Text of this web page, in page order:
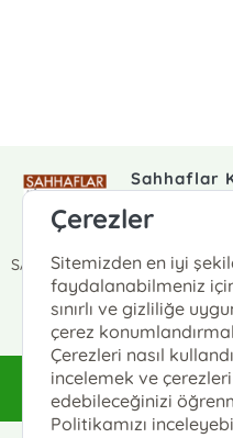
Sahhaflar
KURTUBA
SAHHAFLAR ÇARŞISI NO:26
Sahhaflar Kitap Sarayı ©
Çerezler
Sitemizden en iyi
faydalanabilmeniz
sınırlı ve gizliliğe
çerez
Çerezleri nasıl
incelemek ve
edebileceğinizi
Politikamızı